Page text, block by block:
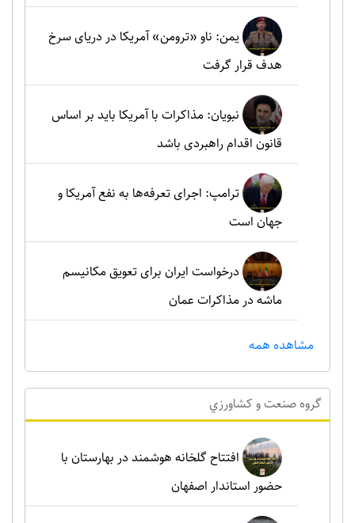
یمن: ناو «ترومن» آمریکا در دریای سرخ
هدف قرار گرفت
نبویان: مذاکرات با آمریکا باید بر اساس
قانون اقدام راهبردی باشد
ترامپ: اجرای تعرفه‌ها به نفع آمریکا و
جهان است
درخواست ایران برای تعویق مکانیسم
ماشه در مذاکرات عمان
مشاهده همه
گروه صنعت و کشاورزي
افتتاح گلخانه هوشمند در بهارستان با
حضور استاندار اصفهان